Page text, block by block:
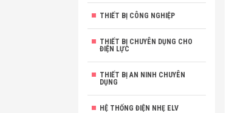
THIẾT BỊ CÔNG NGHIỆP
THIẾT BỊ CHUYÊN DỤNG CHO
ĐIỆN LỰC
THIẾT BỊ AN NINH CHUYÊN
DỤNG
HỆ THỐNG ĐIỆN NHẸ ELV